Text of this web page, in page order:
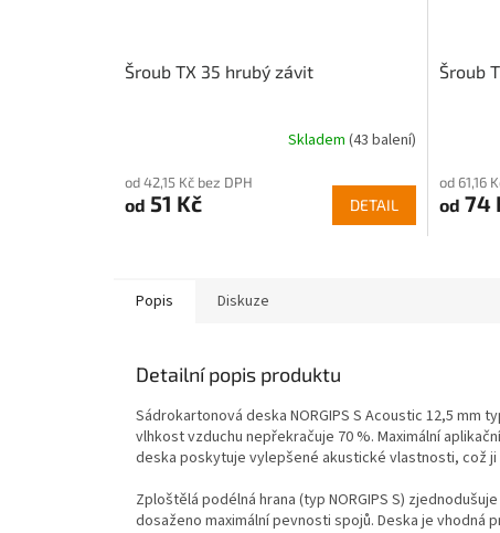
Šroub TX 35 hrubý závit
Skladem (43 balení)
od 42,15 Kč bez DPH
od 51 Kč DETAIL
Šroub
od 61,16
od 74
Popis Diskuze
Detailní popis produktu
Sádrokartonová deska NORGIPS S Acoustic 12,5
vlhkost vzduchu nepřekračuje 70 %. Maximální
deska poskytuje vylepšené akustické vlastnosti, což
Zploštělá podélná hrana (typ NORGIPS S)
dosaženo maximální pevnosti spojů. Deska je